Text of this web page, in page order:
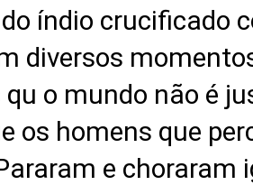
índio crucificado
diversos
o mundo não é
os homens que
e